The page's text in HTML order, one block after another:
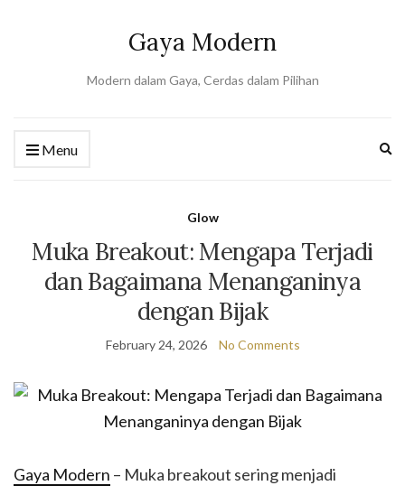
Gaya Modern
Modern dalam Gaya, Cerdas dalam Pilihan
Menu
Glow
Muka Breakout: Mengapa Terjadi
dan Bagaimana Menanganinya
dengan Bijak
February 24, 2026 No Comments
Gaya Modern – Muka breakout sering menjadi